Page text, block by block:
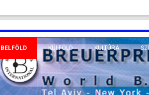
BELFÖLD KÜLFÖLD
EURÓPA
KÖZEL-KELET
KULTÚRA
VALLÁS